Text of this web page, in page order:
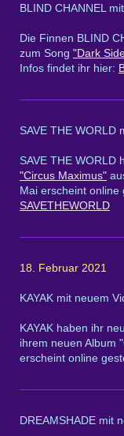
BLIND CHANNEL
Die Finnen BLIND
zum Song "Dark
Infos findet ihr hier:
SAVE THE WORLD
SAVE THE WORLD
"Circus Maximus"
Mai erscheint online
SAVETHEWORLD
18. Februar 2021
KAYAK mit neuem
KAYAK haben ihr
ihrem neuen Album
erscheint online
DREAMSHADE mit